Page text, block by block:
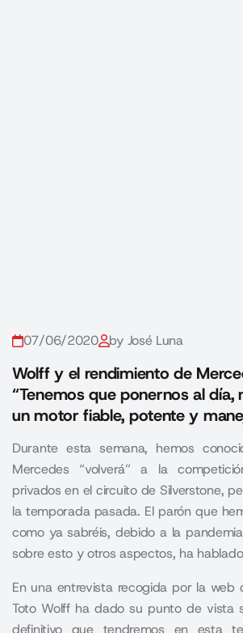
07/06/2020 by José Luna
Wolff y el rendimiento de
“Tenemos que ponernos al día,
un motor fiable, potente y
Durante esta semana, hemos
Mercedes “volverá” a la
privados en el circuito de Silverstone,
la temporada pasada. El parón que
como ya sabréis, debido a la
sobre esto y otros aspectos, ha
En una entrevista recogida por la web
Toto Wolff ha dado su punto de vista
definitivo que tendremos en esta